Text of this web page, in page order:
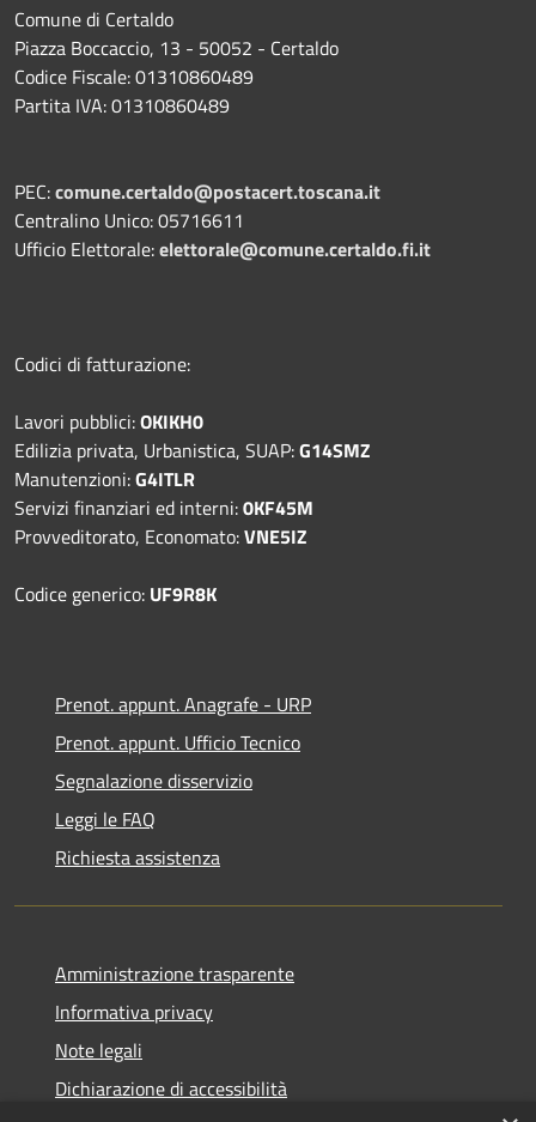
Comune di Certaldo
Piazza Boccaccio, 13 - 50052 - Certaldo
Codice Fiscale: 01310860489
Partita IVA: 01310860489
PEC:comune.certaldo@postacert.toscana.it
Centralino Unico: 05716611
Ufficio Elettorale:elettorale@comune.certaldo.fi.it
Codici di fatturazione:
Lavori pubblici:OKIKH0
Edilizia privata, Urbanistica, SUAP:G14SMZ
Manutenzioni:G4ITLR
Servizi finanziari ed interni:0KF45M
Provveditorato, Economato:VNE5IZ
Codice generico: UF9R8K
Prenot. appunt. Anagrafe - URP
Prenot. appunt. Ufficio Tecnico
Segnalazione disservizio
Leggi le FAQ
Richiesta assistenza
Amministrazione trasparente
Informativa privacy
Note legali
Dichiarazione di accessibilità